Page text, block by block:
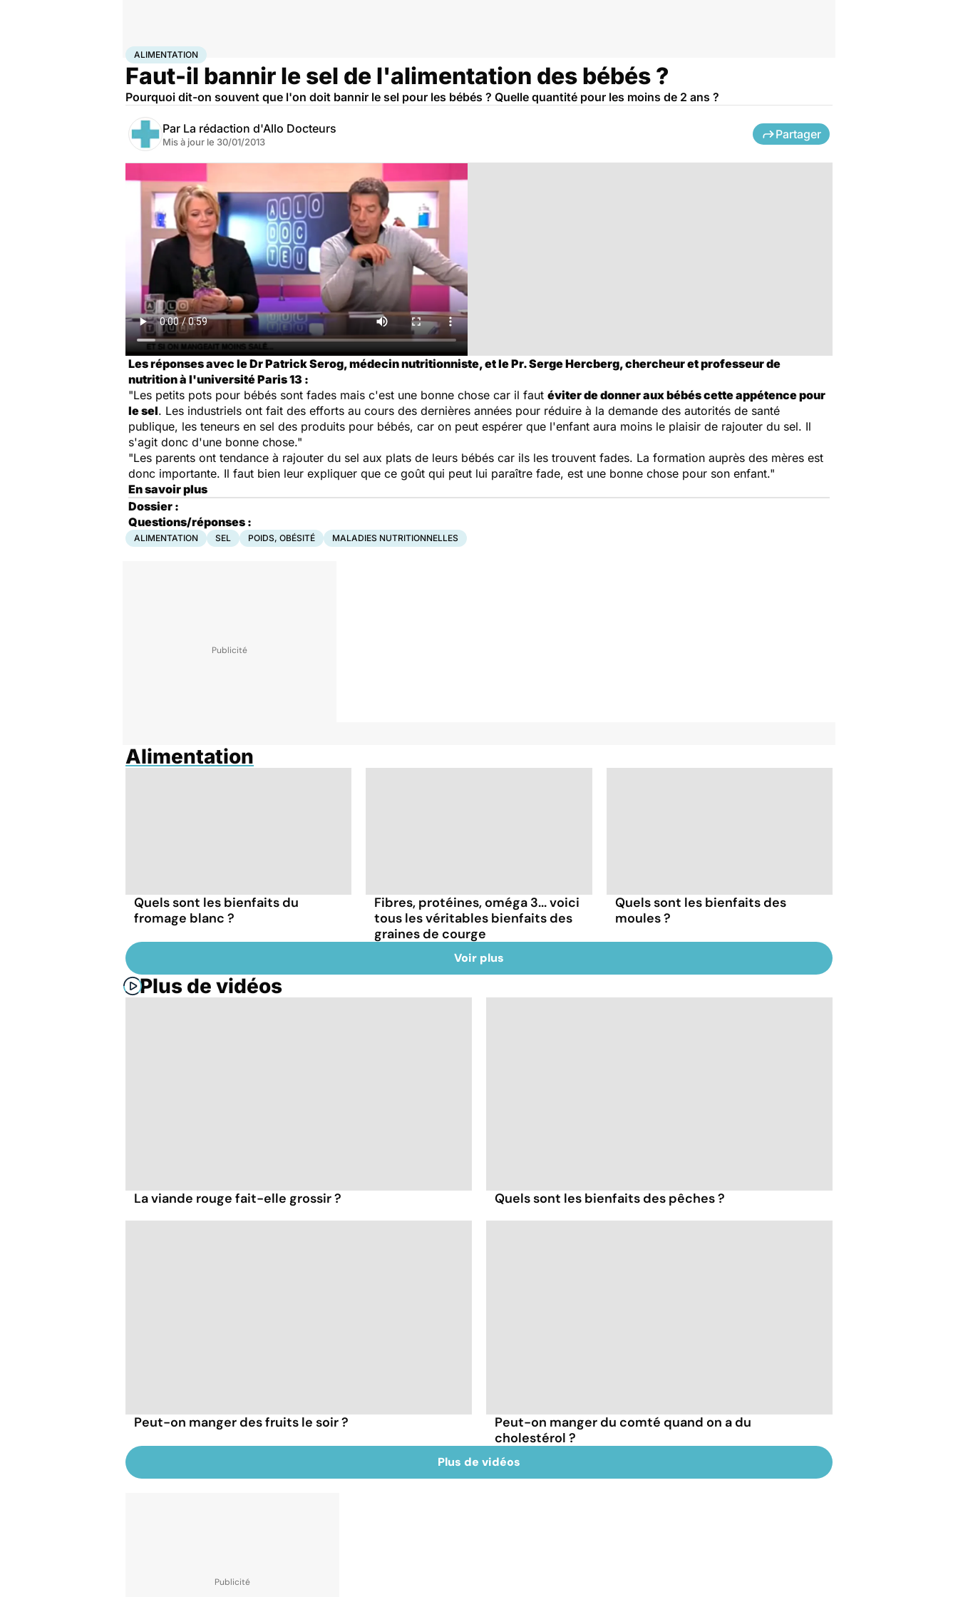
AccueilSantéMaladies
ALIMENTATION
Faut-il bannir le sel de l'alimentation des bébés ?
Pourquoi dit-on souvent que l'on doit bannir le sel pour les bébés ? Quelle quantité pour les moins de 2 ans ?
Par La rédaction d'Allo Docteurs
Mis à jour le 30/01/2013
Partager
Les réponses avec le Dr Patrick Serog, médecin nutritionniste, et le Pr. Serge Hercberg, chercheur et professeur de
nutrition à l'université Paris 13 :
"Les petits pots pour bébés sont fades mais c'est une bonne chose car il faut éviter de donner aux bébés cette appétence pour
le sel. Les industriels ont fait des efforts au cours des dernières années pour réduire à la demande des autorités de santé
publique, les teneurs en sel des produits pour bébés, car on peut espérer que l'enfant aura moins le plaisir de rajouter du sel. Il
s'agit donc d'une bonne chose."
"Les parents ont tendance à rajouter du sel aux plats de leurs bébés car ils les trouvent fades. La formation auprès des mères est
donc importante. Il faut bien leur expliquer que ce goût qui peut lui paraître fade, est une bonne chose pour son enfant."
En savoir plus
Dossier :
Questions/réponses :
ALIMENTATION SEL POIDS, OBÉSITÉ MALADIES NUTRITIONNELLES
Alimentation
Quels sont les bienfaits du
fromage blanc ?
Fibres, protéines, oméga 3... voici
tous les véritables bienfaits des
graines de courge
Quels sont les bienfaits des
moules ?
Voir plus
Plus de vidéos
La viande rouge fait-elle grossir ? Quels sont les bienfaits des pêches ?
Peut-on manger des fruits le soir ?
Peut-on manger du comté quand on a du
cholestérol ?
Plus de vidéos